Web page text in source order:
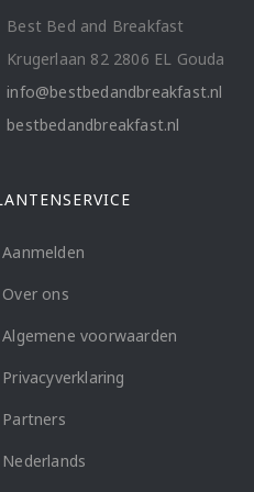
Best Bed and Breakfast
Krugerlaan 82 2806 EL Gouda
info@bestbedandbreakfast.nl
bestbedandbreakfast.nl
Aanmelden
Over ons
Algemene voorwaarden
Privacyverklaring
Partners
Nederlands